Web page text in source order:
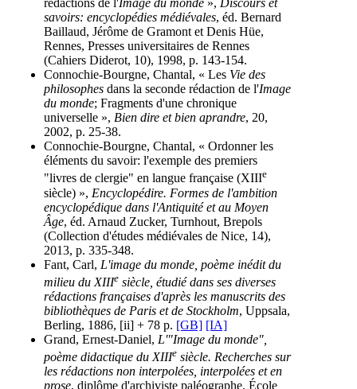
rédactions de l'Image du monde », Discours et
savoirs: encyclopédies médiévales, éd. Bernard
Baillaud, Jérôme de Gramont et Denis Hüe,
Rennes, Presses universitaires de Rennes
(Cahiers Diderot, 10), 1998, p. 143-154.
Connochie-Bourgne, Chantal, « Les Vie des
philosophes dans la seconde rédaction de l'Image
du monde; Fragments d'une chronique
universelle », Bien dire et bien aprandre, 20,
2002, p. 25-38.
Connochie-Bourgne, Chantal, « Ordonner les
éléments du savoir: l'exemple des premiers
"livres de clergie" en langue française (XIIIe
siècle) », Encyclopédire. Formes de l'ambition
encyclopédique dans l'Antiquité et au Moyen
Âge, éd. Arnaud Zucker, Turnhout, Brepols
(Collection d'études médiévales de Nice, 14),
2013, p. 335-348.
Fant, Carl, L'image du monde, poème inédit du
milieu du XIIIe siècle, étudié dans ses diverses
rédactions françaises d'après les manuscrits des
bibliothèques de Paris et de Stockholm, Uppsala,
Berling, 1886, [ii] + 78 p. [GB] [IA]
Grand, Ernest-Daniel, L'"Image du monde",
poème didactique du XIIIe siècle. Recherches sur
les rédactions non interpolées, interpolées et en
prose, diplôme d'archiviste paléographe, École